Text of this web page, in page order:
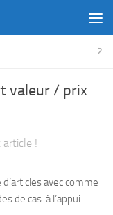
2
valeur / prix
article !
avec comme
de cas à l’appui.